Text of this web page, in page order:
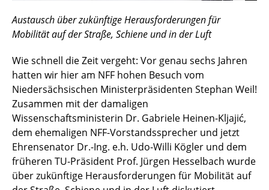
Austausch über zukünftige Herausforderungen für
Mobilität auf der Straße, Schiene und in der Luft
Wie schnell die Zeit vergeht: Vor genau sechs Jahren
hatten wir hier am NFF hohen Besuch vom
Niedersächsischen Ministerpräsidenten Stephan Weil!
Zusammen mit der damaligen
Wissenschaftsministerin Dr. Gabriele Heinen-Kljajić,
dem ehemaligen NFF-Vorstandssprecher und jetzt
Ehrensenator Dr.-Ing. e.h. Udo-Willi Kögler und dem
früheren TU-Präsident Prof. Jürgen Hesselbach wurde
über zukünftige Herausforderungen für Mobilität auf